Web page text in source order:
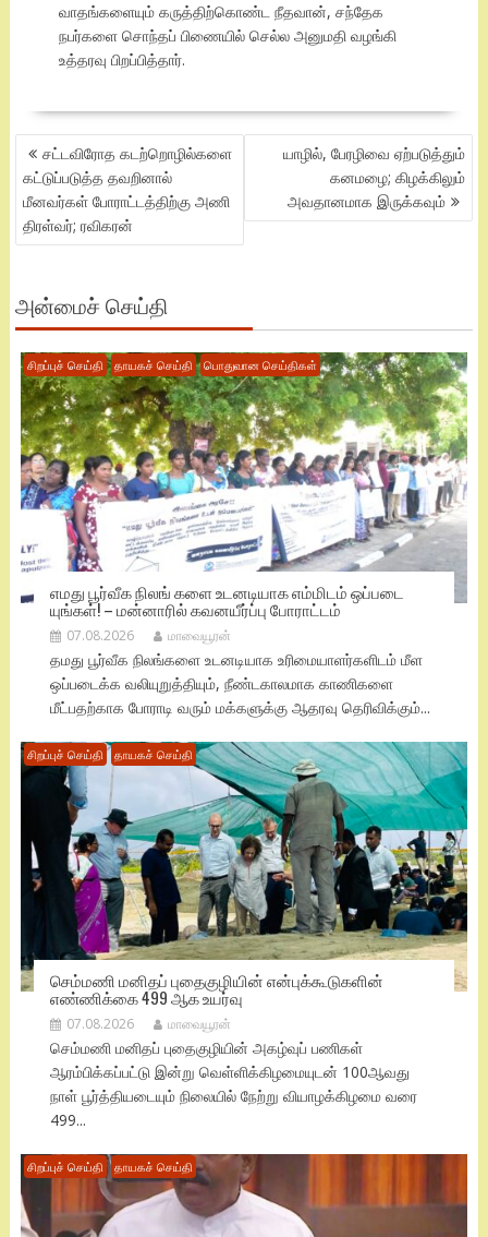
வாதங்களையும் கருத்திற்கொண்ட நீதவான், சந்தேக
நபர்களை சொந்தப் பிணையில் செல்ல அனுமதி வழங்கி
உத்தரவு பிறப்பித்தார்.
POST
NAVIGATION
சட்டவிரோத கடற்றொழில்களை
கட்டுப்படுத்த தவறினால்
மீனவர்கள் போராட்டத்திற்கு அணி
திரள்வர்; ரவிகரன்
யாழில், பேரழிவை ஏற்படுத்தும்
கனமழை; கிழக்கிலும்
அவதானமாக இருக்கவும்
அன்மைச் செய்தி
சிறப்புச் செய்தி தாயகச் செய்தி பொதுவான செய்திகள்
எமது பூர்வீக நிலங் களை உடனடியாக எம்மிடம் ஒப்படை
யுங்கள்! – மன்னாரில் கவனயீர்ப்பு போராட்டம்
07.08.2026 மாவையூரன்
தமது பூர்வீக நிலங்களை உடனடியாக உரிமையாளர்களிடம் மீள
ஒப்படைக்க வலியுறுத்தியும், நீண்டகாலமாக காணிகளை
மீட்பதற்காக போராடி வரும் மக்களுக்கு ஆதரவு தெரிவிக்கும்...
சிறப்புச் செய்தி தாயகச் செய்தி
செம்மணி மனிதப் புதைகுழியின் என்புக்கூடுகளின்
எண்ணிக்கை 499 ஆக உயர்வு
07.08.2026 மாவையூரன்
செம்மணி மனிதப் புதைகுழியின் அகழ்வுப் பணிகள்
ஆரம்பிக்கப்பட்டு இன்று வெள்ளிக்கிழமையுடன் 100ஆவது
நாள் பூர்த்தியடையும் நிலையில் நேற்று வியாழக்கிழமை வரை
499...
சிறப்புச் செய்தி தாயகச் செய்தி